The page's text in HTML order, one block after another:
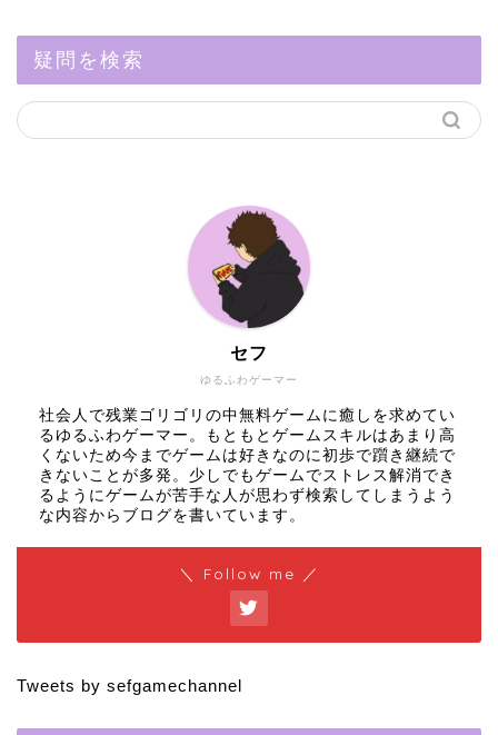
疑問を検索
ゆるふわゲーマー
セフ
社会人で残業ゴリゴリの中無料ゲームに癒しを求めてい
るゆるふわゲーマー。もともとゲームスキルはあまり高
くないため今までゲームは好きなのに初歩で躓き継続で
きないことが多発。少しでもゲームでストレス解消でき
るようにゲームが苦手な人が思わず検索してしまうよう
な内容からブログを書いています。
＼ Follow me ／
Tweets by sefgamechannel